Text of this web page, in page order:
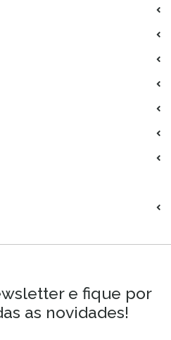
e fique por
as novidades!